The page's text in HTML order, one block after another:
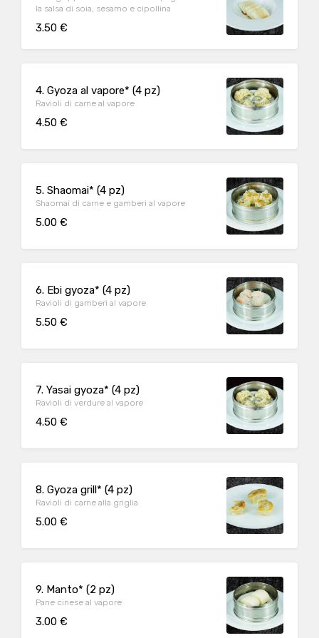
la salsa di soia, sesamo e cipollina
3.50 €
4. Gyoza al vapore* (4 pz)
Ravioli di carne al vapore
4.50 €
5. Shaomai* (4 pz)
Shaomai di carne e gamberi al vapore
5.00 €
6. Ebi gyoza* (4 pz)
Ravioli di gamberi al vapore
5.50 €
7. Yasai gyoza* (4 pz)
Ravioli di verdure al vapore
4.50 €
8. Gyoza grill* (4 pz)
Ravioli di carne alla griglia
5.00 €
9. Manto* (2 pz)
Pane cinese al vapore
3.00 €